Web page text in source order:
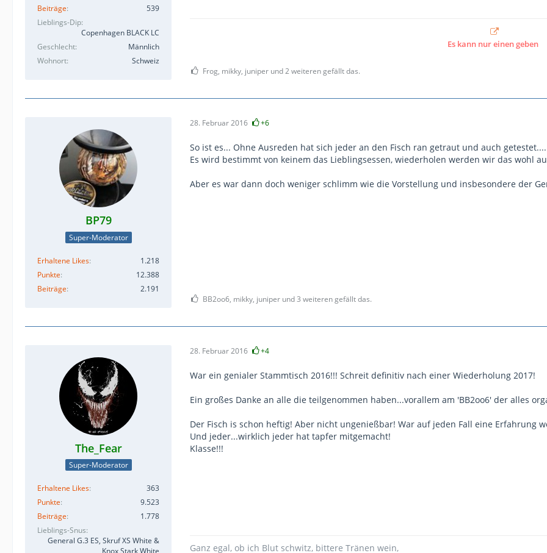
Beiträge
539
Lieblings-Dip
Copenhagen BLACK LC
Geschlecht
Männlich
Wohnort
Schweiz
Es kann nur einen geben
Frog, mikky, juniper und 2 weiteren gefällt das.
BP79
Super-Moderator
Erhaltene Likes
1.218
Punkte
12.388
Beiträge
2.191
28. Februar 2016 +6
So ist es... Ohne Ausreden hat sich jeder an den Fisch ran getraut und auch getestet....
Es wird bestimmt von keinem das Lieblingsessen, wiederholen werden wir das wohl
Aber es war dann doch weniger schlimm wie die Vorstellung und insbesondere der
BB2oo6, mikky, juniper und 3 weiteren gefällt das.
The_Fear
Super-Moderator
Erhaltene Likes
363
Punkte
9.523
Beiträge
1.778
Lieblings-Snus
General G.3 ES, Skruf XS White &
28. Februar 2016 +4
War ein genialer Stammtisch 2016!!! Schreit definitiv nach einer Wiederholung 2017!
Ein großes Danke an alle die teilgenommen haben...vorallem am 'BB2oo6' der alles
Der Fisch is schon heftig! Aber nicht ungenießbar! War auf jeden Fall eine Erfahrung
Und jeder...wirklich jeder hat tapfer mitgemacht!
Klasse!!!
Ganz egal, ob ich Blut schwitz, bittere Tränen wein,